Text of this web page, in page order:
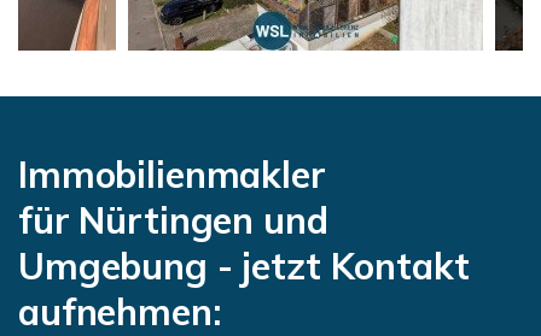
Immobilienmakler
für Nürtingen und
Umgebung - jetzt Kontakt
aufnehmen: